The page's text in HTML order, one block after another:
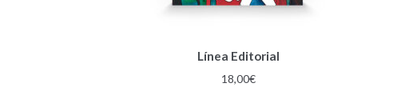
Línea Editorial
18,00€